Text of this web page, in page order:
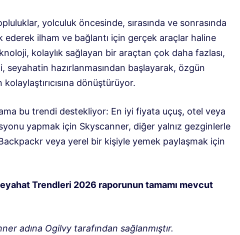
yolculuk öncesinde, sırasında ve sonrasında
ederek ilham ve bağlantı için gerçek araçlar haline
kolaylık sağlayan bir araçtan çok daha fazlası,
seyahatin hazırlanmasından başlayarak, özgün
kolaylaştırıcısına dönüştürüyor.
bu trendi destekliyor: En iyi fiyata uçuş, otel veya
yapmak için Skyscanner, diğer yalnız gezginlerle
veya yerel bir kişiyle yemek paylaşmak için
Trendleri 2026 raporunun tamamı mevcut
adına Ogilvy tarafından sağlanmıştır.